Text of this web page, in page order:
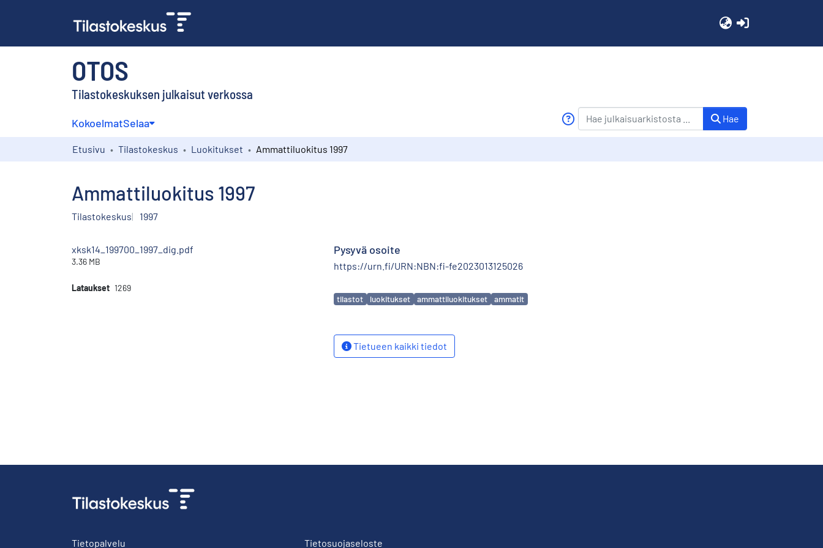
OTOS
Tilastokeskuksen julkaisut verkossa
KokoelmatSelaa Hae
Etusivu Tilastokeskus Luokitukset Ammattiluokitus 1997
Ammattiluokitus 1997
Tilastokeskus 1997
xksk14_199700_1997_dig.pdf
3.36 MB
Lataukset 1269
Pysyvä osoite
https://urn.fi/URN:NBN:fi-fe2023013125026
Avainsanat
tilastot luokitukset ammattiluokitukset ammatit
Tietueen kaikki tiedot
Tietopalvelu Tietosuojaseloste